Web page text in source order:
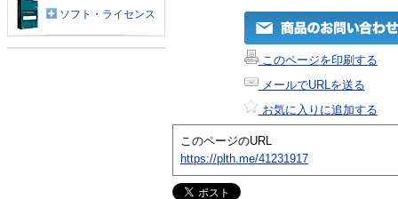
このページを印刷する
メールでURLを送る
お気に入りに追加する
このページのURL
https://plth.me/41231917
ソフト・ライセンス